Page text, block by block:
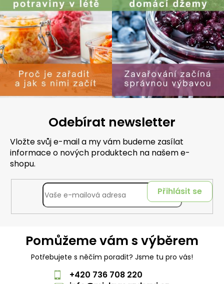
Odebírat newsletter
Vložte svůj e-mail a my vám budeme zasílat
informace o nových produktech na našem e-
shopu.
Přihlásit se
Pomůžeme vám s výběrem
Potřebujete s něčím poradit? Jsme tu pro vás!
+420 736 708 220